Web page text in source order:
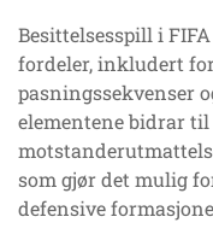
Besittelsesspill i
fordeler, inkludert
pasningssekvenser
elementene bidrar
som gjør det mulig
defensive